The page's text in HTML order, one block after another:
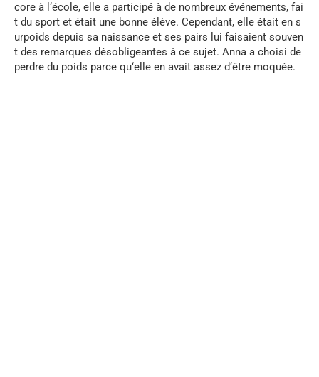
core à ‘école, elle a participé à de nombreux événements, fai
t du sport et était une bonne élève. Cependant, elle était en s
urpoids depuis sa naissance et ses pairs lui faisaient souven
t des remarques désobligeantes à ce sujet. Anna a choisi de
perdre du poids parce qu‘elle en avait assez d‘être moquée.